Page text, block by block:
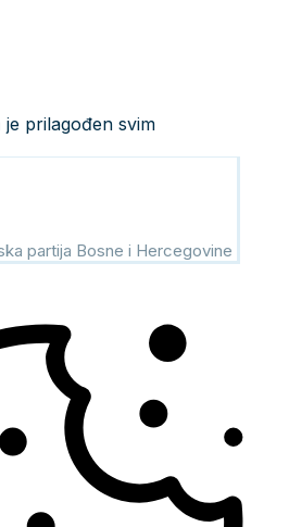
je prilagođen svim
partija Bosne i Hercegovine